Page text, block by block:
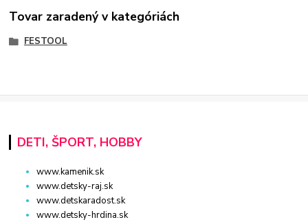
Tovar zaradený v kategóriách
FESTOOL
DETI, ŠPORT, HOBBY
www.kamenik.sk
www.detsky-raj.sk
www.detskaradost.sk
www.detsky-hrdina.sk